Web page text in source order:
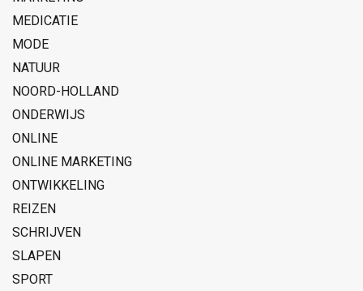
MEDICATIE
MODE
NATUUR
NOORD-HOLLAND
ONDERWIJS
ONLINE
ONLINE MARKETING
ONTWIKKELING
REIZEN
SCHRIJVEN
SLAPEN
SPORT